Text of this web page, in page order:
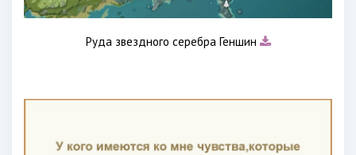
Руда звездного серебра Геншин